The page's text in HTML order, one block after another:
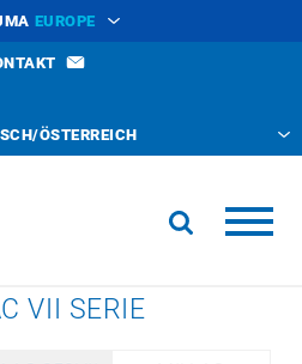
EUROPE
ÖSTERREICH
VII SERIE